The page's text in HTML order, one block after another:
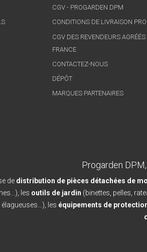
CGV - PROGARDEN DPM
CONDITIONS DE LIVRAISON
CGV DES REVENDEURS
FRANCE
CONTACTEZ-NOUS
DÉPÔT
MARQUES PARTENAIRES
Progarden
de distribution de pièces détachées de
les outils de jardin (binettes, pelles,
les équipements de